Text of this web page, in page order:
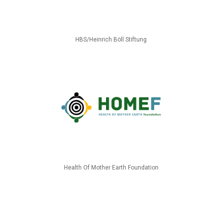
HBS/Heinrich Böll Stiftung
Health Of Mother Earth Foundation